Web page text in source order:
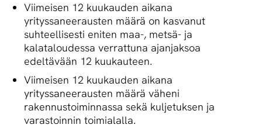
Viimeisen 12 kuukauden aikana
yrityssaneerausten määrä on kasvanut
suhteellisesti eniten maa-, metsä- ja
kalataloudessa verrattuna ajanjaksoa
edeltävään 12 kuukauteen.
Viimeisen 12 kuukauden aikana
yrityssaneerausten määrä väheni
rakennustoiminnassa sekä kuljetuksen ja
varastoinnin toimialalla.